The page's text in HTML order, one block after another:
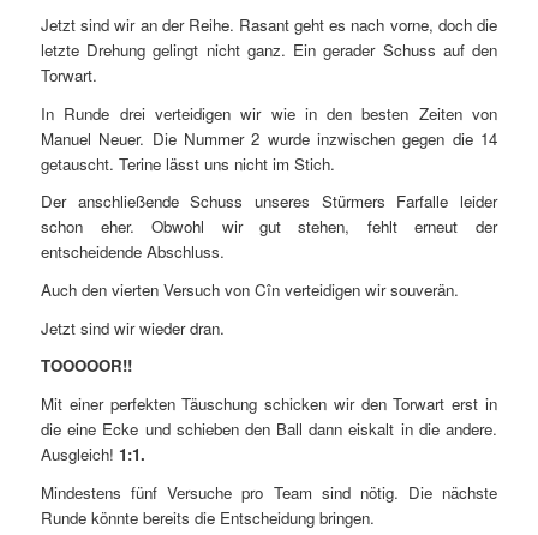
Jetzt sind wir an der Reihe. Rasant geht es nach vorne, doch die
letzte Drehung gelingt nicht ganz. Ein gerader Schuss auf den
Torwart.
In Runde drei verteidigen wir wie in den besten Zeiten von
Manuel Neuer. Die Nummer 2 wurde inzwischen gegen die 14
getauscht. Terine lässt uns nicht im Stich.
Der anschließende Schuss unseres Stürmers Farfalle leider
schon eher. Obwohl wir gut stehen, fehlt erneut der
entscheidende Abschluss.
Auch den vierten Versuch von Cîn verteidigen wir souverän.
Jetzt sind wir wieder dran.
TOOOOOR!!
Mit einer perfekten Täuschung schicken wir den Torwart erst in
die eine Ecke und schieben den Ball dann eiskalt in die andere.
Ausgleich! 1:1.
Mindestens fünf Versuche pro Team sind nötig. Die nächste
Runde könnte bereits die Entscheidung bringen.